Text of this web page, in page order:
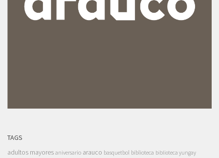
TAGS
adultos mayores aniversario arauco basquetbol biblioteca biblioteca yungay